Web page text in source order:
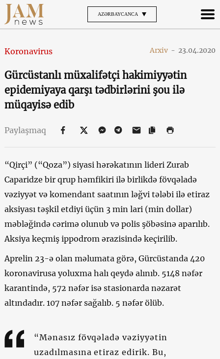
AZƏRBAYCANCA
Koronavirus Arxiv - 23.04.2020
Gürcüstanlı müxalifətçi hakimiyyətin
epidemiyaya qarşı tədbirlərini şou ilə
müqayisə edib
Paylaşmaq
“Qirçi” (“Qoza”) siyasi hərəkatının lideri Zurab
Caparidze bir qrup həmfikiri ilə birlikdə fövqəladə
vəziyyət və komendant saatının ləğvi tələbi ilə etiraz
aksiyası təşkil etdiyi üçün 3 min lari (min dollar)
məbləğində cərimə olunub və polis şöbəsinə aparılıb.
Aksiya keçmiş ippodrom ərazisində keçirilib.
Aprelin 23-ə olan məlumata görə, Gürcüstanda 420
koronavirusa yoluxma halı qeydə alınıb. 5148 nəfər
karantində, 572 nəfər isə stasionarda nəzarət
altındadır. 107 nəfər sağalıb. 5 nəfər ölüb.
“Mənasız fövqəladə vəziyyətin
uzadılmasına etiraz edirik. Bu,